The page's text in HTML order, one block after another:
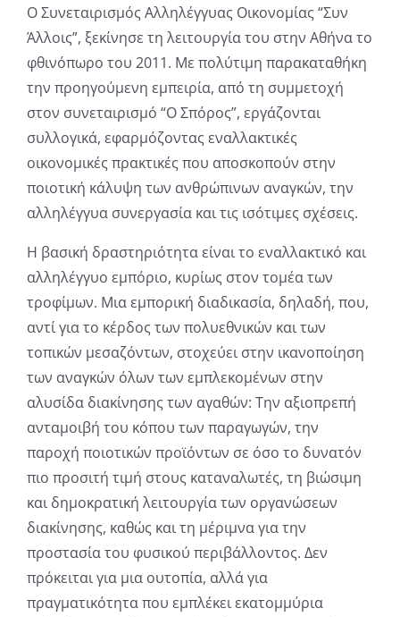
Ο Συνεταιρισμός Αλληλέγγυας Οικονομίας “Συν
Άλλοις”, ξεκίνησε τη λειτουργία του στην Αθήνα το
φθινόπωρο του 2011. Με πολύτιμη παρακαταθήκη
την προηγούμενη εμπειρία, από τη συμμετοχή
στον συνεταιρισμό “Ο Σπόρος”, εργάζονται
συλλογικά, εφαρμόζοντας εναλλακτικές
οικονομικές πρακτικές που αποσκοπούν στην
ποιοτική κάλυψη των ανθρώπινων αναγκών, την
αλληλέγγυα συνεργασία και τις ισότιμες σχέσεις.
Η βασική δραστηριότητα είναι το εναλλακτικό και
αλληλέγγυο εμπόριο, κυρίως στον τομέα των
τροφίμων. Μια εμπορική διαδικασία, δηλαδή, που,
αντί για το κέρδος των πολυεθνικών και των
τοπικών μεσαζόντων, στοχεύει στην ικανοποίηση
των αναγκών όλων των εμπλεκομένων στην
αλυσίδα διακίνησης των αγαθών: Την αξιοπρεπή
ανταμοιβή του κόπου των παραγωγών, την
παροχή ποιοτικών προϊόντων σε όσο το δυνατόν
πιο προσιτή τιμή στους καταναλωτές, τη βιώσιμη
και δημοκρατική λειτουργία των οργανώσεων
διακίνησης, καθώς και τη μέριμνα για την
προστασία του φυσικού περιβάλλοντος. Δεν
πρόκειται για μια ουτοπία, αλλά για
πραγματικότητα που εμπλέκει εκατομμύρια